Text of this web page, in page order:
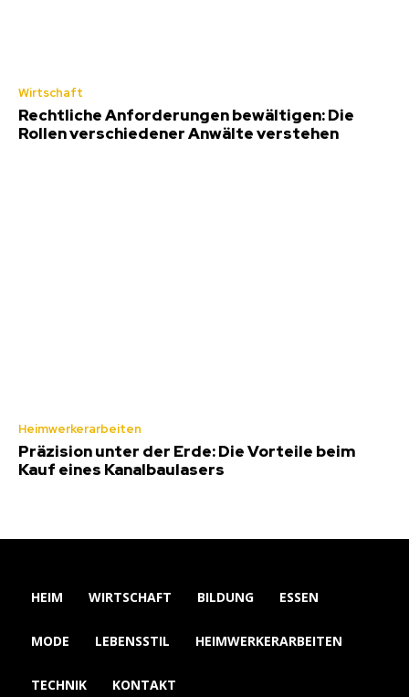
Wirtschaft
Rechtliche Anforderungen bewältigen: Die
Rollen verschiedener Anwälte verstehen
Heimwerkerarbeiten
Präzision unter der Erde: Die Vorteile beim
Kauf eines Kanalbaulasers
HEIM WIRTSCHAFT BILDUNG ESSEN
MODE LEBENSSTIL HEIMWERKERARBEITEN
TECHNIK KONTAKT